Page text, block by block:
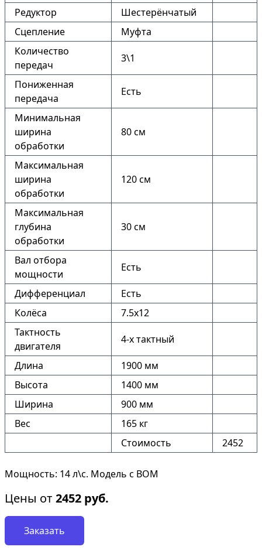
Редуктор
Шестерёнчатый
Сцепление
Муфта
Количество
передач
3\1
Пониженная
передача
Есть
Минимальная
ширина
обработки
80 см
Максимальная
ширина
обработки
120 см
Максимальная
глубина
обработки
30 см
Вал отбора
мощности
Есть
Дифференциал
Есть
Колёса
7.5х12
Тактность
двигателя
4-х тактный
Длина
1900 мм
Высота
1400 мм
Ширина
900 мм
Вес
165 кг
Стоимость
2452
Мощность: 14 л\с. Модель с ВОМ
Цены от2452 руб.
Заказать